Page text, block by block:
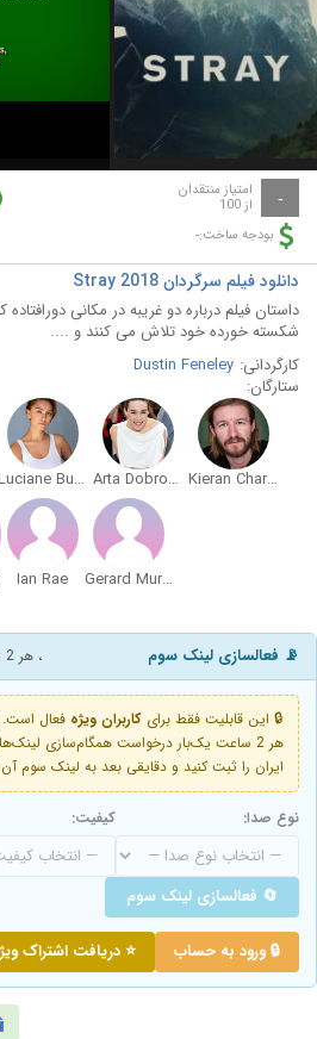
- امتیاز منتقدان
از 100
بودجه ساخت:-
دانلود فیلم سرگردان Stray 2018
داستان فیلم درباره دو غریبه در مکانی
شکسته خورده خود تلاش می کنند و ....
کارگردانی: Dustin Feneley
ستارگان:
Kieran Charnock
Arta Dobroshi
Luciane Buchanan
Gerard Murphy
Ian Rae
📡 فعالسازی لینک سوم ، هر 2 ساعت یک فیلم برای یک کاربر ویژه
🔒 این قابلیت فقط برای کاربران ویژه فعال است.
ایران را ثبت کنید و دقایقی بعد به لینک سوم
نوع صدا: کیفیت:
🔄 فعالسازی لینک سوم
🔒 ورود به حساب ⭐ دریافت اشتراک